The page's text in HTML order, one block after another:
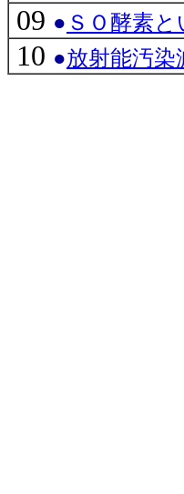
09 ● ＳＯ酵素
10 ●放射能汚染